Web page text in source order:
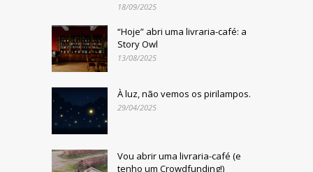
18/09/2025
“Hoje” abri uma livraria-café: a
Story Owl
13/08/2025
À luz, não vemos os pirilampos.
29/04/2025
Vou abrir uma livraria-café (e
tenho um Crowdfunding!)